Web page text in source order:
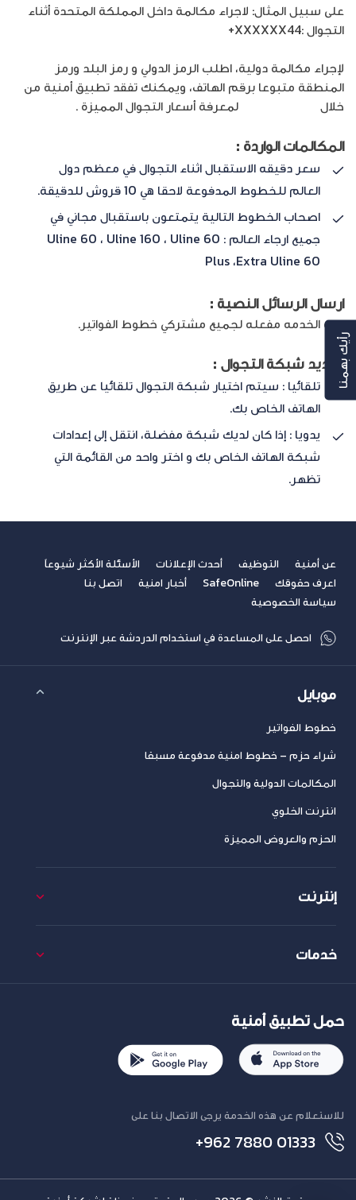
على سبيل المثال: لاجراء مكالمة داخل المملكة المتحدة أثناء
التجوال :XXXXXX44+
لإجراء مكالمة دولية، اطلب الرمز الدولي و رمز البلد ورمز
المنطقة متبوعا برقم الهاتف، ويمكنك تفقد تطبيق أمنية من
خلال
لمعرفة أسعار التجوال المميزة .
المكالمات الواردة :
سعر دقيقه الاستقبال اثناء التجوال في معظم دول
العالم للخطوط المدفوعة لاحقا هي 10 قروش للدقيقة.
اصحاب الخطوط التالية يتمتعون باستقبال مجاني في
جميع ارجاء العالم : Uline 60 ، Uline 160 ، Uline 60
Plus ،Extra Uline 60
ارسال الرسائل النصية :
هذه الخدمه مفعله لجميع مشتركي خطوط الفواتير.
تحديد شبكة التجوال :
تلقائيا : سيتم اختيار شبكة التجوال تلقائيا عن طريق
الهاتف الخاص بك.
يدويا : إذا كان لديك شبكة مفضلة، انتقل إلى إعدادات
شبكة الهاتف الخاص بك و اختر واحد من القائمة التي
تظهر.
عن أمنية التوظيف أحدث الإعلانات
الأسئلة الأكثر شيوعاً
اعرف حقوقك
SafeOnline أخبار امنية
اتصل بنا
سياسة الخصوصية
احصل على المساعدة في استخدام الدردشة عبر الإنترنت
موبايل
خطوط الفواتير
شراء حزم – خطوط امنية مدفوعة مسبقا
المكالمات الدولية والتجوال
انترنت الخلوي
الحزم والعروض المميزة
إنترنت
خدمات
حمل تطبيق أمنية
للاستعلام عن هذه الخدمة يرجى الاتصال بنا على
+962 7880 01333
رأيك بهمنا